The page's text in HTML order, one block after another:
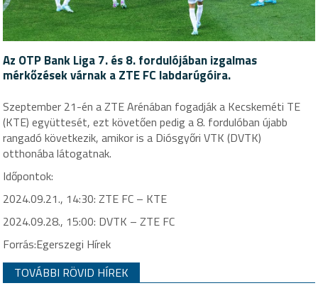
Az OTP Bank Liga 7. és 8. fordulójában izgalmas
mérkőzések várnak a ZTE FC labdarúgóira.
Szeptember 21-én a ZTE Arénában fogadják a Kecskeméti TE
(KTE) együttesét, ezt követően pedig a 8. fordulóban újabb
rangadó következik, amikor is a Diósgyőri VTK (DVTK)
otthonába látogatnak.
Időpontok:
2024.09.21., 14:30: ZTE FC – KTE
2024.09.28., 15:00: DVTK – ZTE FC
Forrás:Egerszegi Hírek
TOVÁBBI RÖVID HÍREK